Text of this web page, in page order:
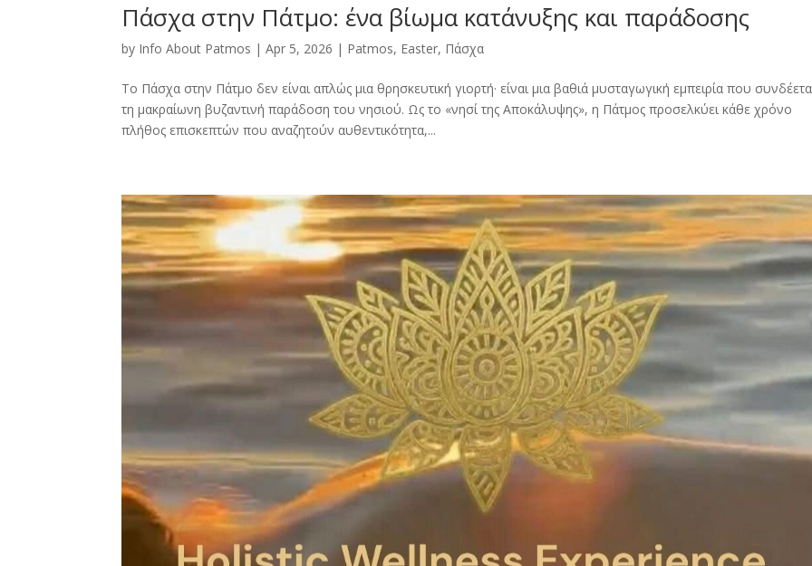
Πάσχα στην Πάτμο: ένα βίωμα κατάνυξης και παράδοσης
by Info About Patmos |Apr 5, 2026 | Patmos, Easter, Πάσχα
Το Πάσχα στην Πάτμο δεν είναι απλώς μια θρησκευτική γιορτή· είναι μια βαθιά μυσταγωγική εμπειρία που
τη μακραίωνη βυζαντινή παράδοση του νησιού. Ως το «νησί της Αποκάλυψης», η Πάτμος προσελκύει κάθε χρόνο
πλήθος επισκεπτών που αναζητούν αυθεντικότητα,...